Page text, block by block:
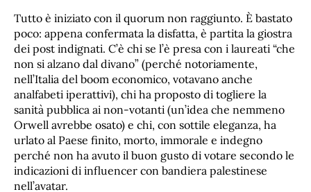
Tutto è iniziato con il quorum non raggiunto. È bastato
poco: appena confermata la disfatta, è partita la giostra
dei post indignati. C’è chi se l’è presa con i laureati “che
non si alzano dal divano” (perché notoriamente,
nell’Italia del boom economico, votavano anche
analfabeti iperattivi), chi ha proposto di togliere la
sanità pubblica ai non-votanti (un’idea che nemmeno
Orwell avrebbe osato) e chi, con sottile eleganza, ha
urlato al Paese finito, morto, immorale e indegno
perché non ha avuto il buon gusto di votare secondo le
indicazioni di influencer con bandiera palestinese
nell’avatar.